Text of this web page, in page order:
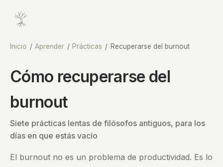
Inicio / Aprender / Prácticas / Recuperarse del burnout
Cómo recuperarse del
burnout
Siete prácticas lentas de filósofos antiguos, para los
días en que estás vacío
El burnout no es un problema de productividad. Es lo